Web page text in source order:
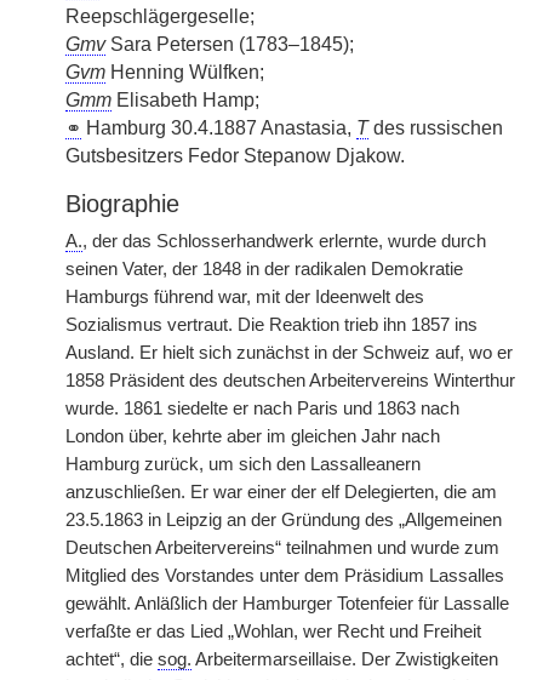
Reepschlägergeselle;
GmvSara Petersen (1783–1845);
Gvm Henning Wülfken;
Gmm Elisabeth Hamp;
⚭ Hamburg 30.4.1887 Anastasia, Tdes russischen
Gutsbesitzers Fedor Stepanow Djakow.
Biographie
A., der das Schlosserhandwerk erlernte, wurde durch
seinen Vater, der 1848 in der radikalen Demokratie
Hamburgs führend war, mit der Ideenwelt des
Sozialismus vertraut. Die Reaktion trieb ihn 1857 ins
Ausland. Er hielt sich zunächst in der Schweiz auf, wo er
1858 Präsident des deutschen Arbeitervereins Winterthur
wurde. 1861 siedelte er nach Paris und 1863 nach
London über, kehrte aber im gleichen Jahr nach
Hamburg zurück, um sich den Lassalleanern
anzuschließen. Er war einer der elf Delegierten, die am
23.5.1863 in Leipzig an der Gründung des „Allgemeinen
Deutschen Arbeitervereins“ teilnahmen und wurde zum
Mitglied des Vorstandes unter dem Präsidium Lassalles
gewählt. Anläßlich der Hamburger Totenfeier für Lassalle
verfaßte er das Lied „Wohlan, wer Recht und Freiheit
achtet“, die sog. Arbeitermarseillaise. Der Zwistigkeiten